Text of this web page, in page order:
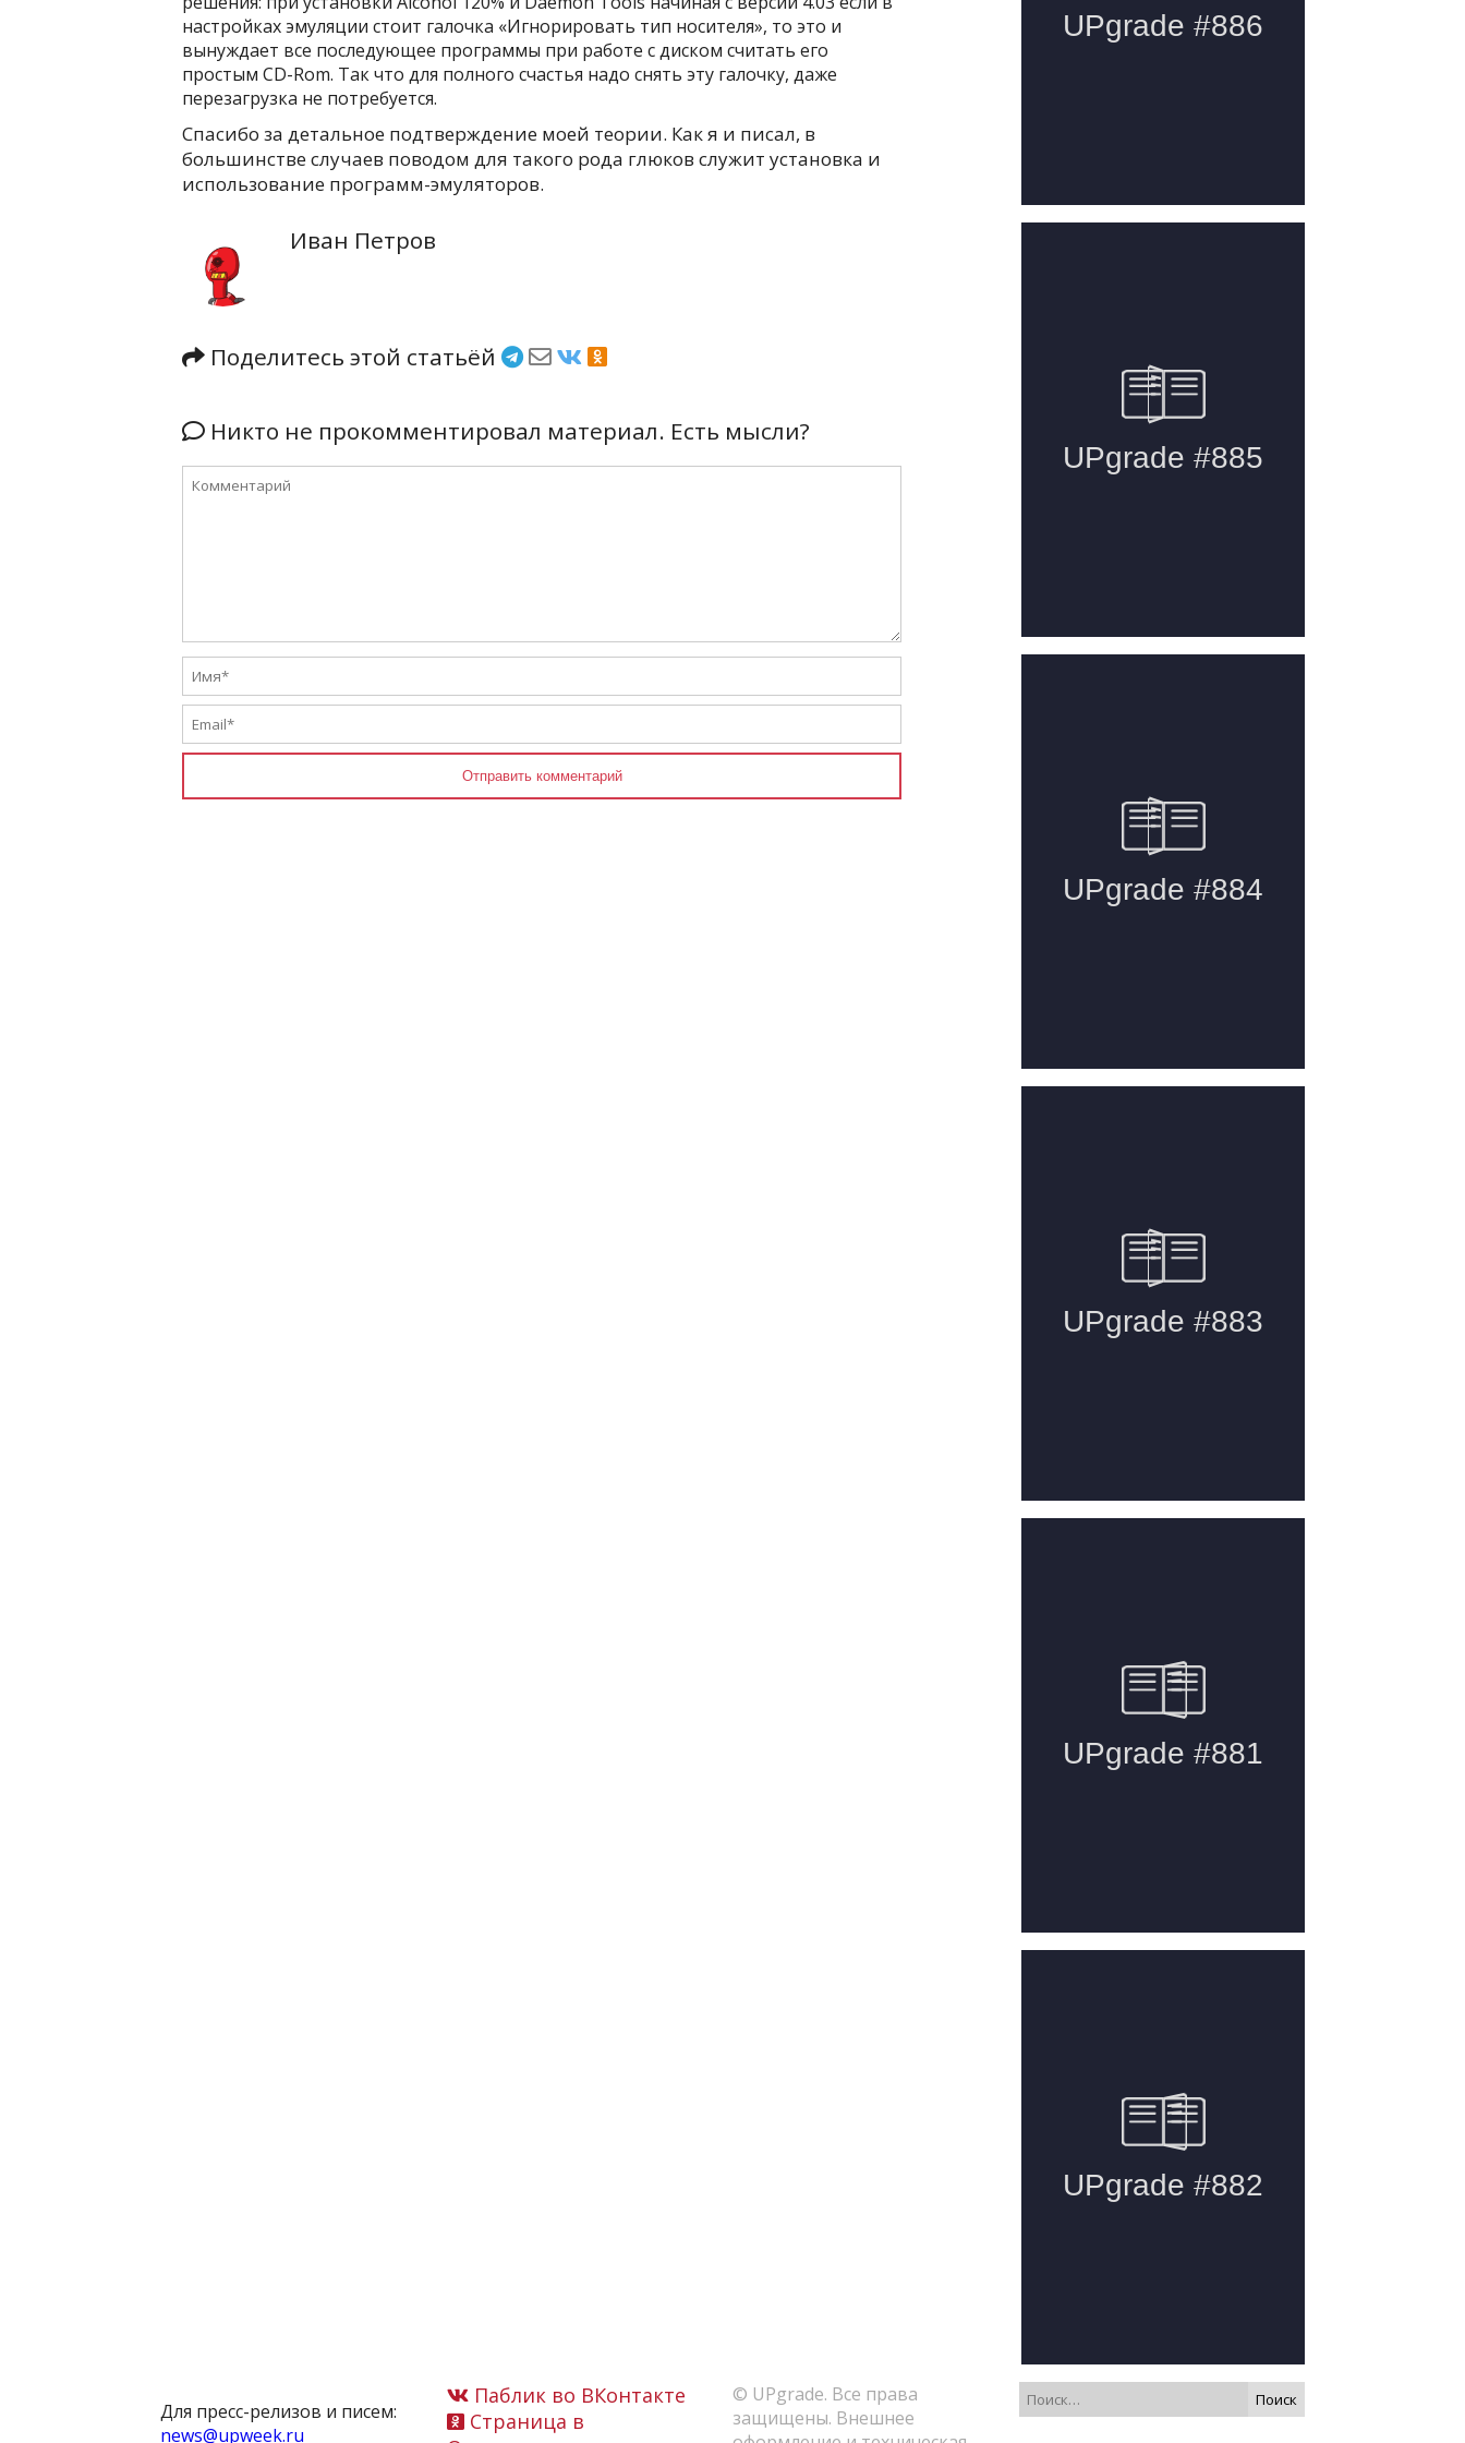
настройках эмуляции стоит галочка «Игнорировать тип носителя», то это и
вынуждает все последующее программы при работе с диском считать его
простым CD-Rom. Так что для полного счастья надо снять эту галочку, даже
перезагрузка не потребуется.
Спасибо за детальное подтверждение моей теории. Как я и писал, в
большинстве случаев поводом для такого рода глюков служит установка и
использование программ-эмуляторов.
Иван Петров
Поделитесь этой статьёй
Никто не прокомментировал материал. Есть мысли?
Для пресс-релизов и писем:
news@upweek.ru
Паблик во ВКонтакте
Страница в
© UPgrade. Все права
защищены. Внешнее